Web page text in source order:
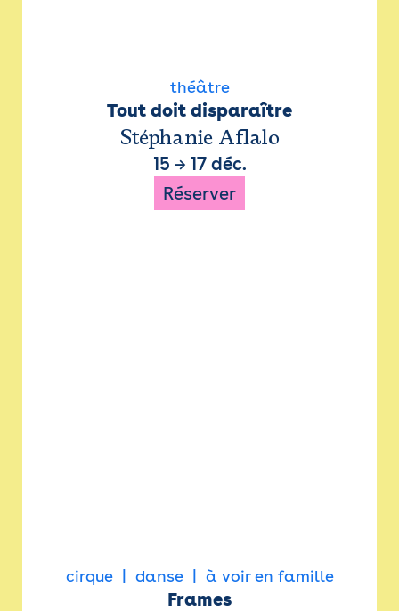
théâtre
Tout doit disparaître
Stéphanie Aflalo
15 → 17 déc.
Réserver
cirque danse à voir en famille
Frames